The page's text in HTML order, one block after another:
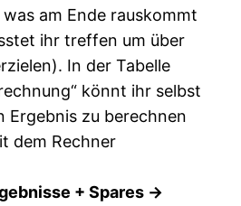
am Ende rauskommt
ihr treffen um über
In der Tabelle
könnt ihr selbst
Ergebnis zu berechnen
dem Rechner
+ Spares ->